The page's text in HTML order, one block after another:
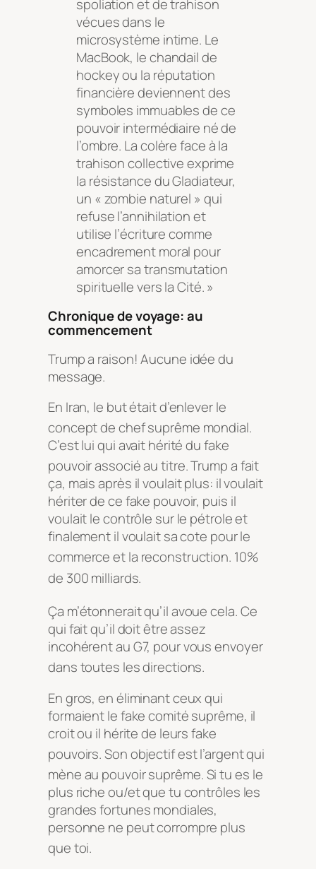
spoliation et de trahison
vécues dans le
microsystème intime. Le
MacBook, le chandail de
hockey ou la réputation
financière deviennent des
symboles immuables de ce
pouvoir intermédiaire né de
l’ombre. La colère face à la
trahison collective exprime
la résistance du Gladiateur,
un « zombie naturel » qui
refuse l’annihilation et
utilise l’écriture comme
encadrement moral pour
amorcer sa transmutation
spirituelle vers la Cité. »
Chronique de voyage: au
commencement
Trump a raison! Aucune idée du
message.
En Iran, le but était d’enlever le
concept de chef suprême mondial.
C’est lui qui avait hérité du fake
pouvoir associé au titre. Trump a fait
ça, mais après il voulait plus: il voulait
hériter de ce fake pouvoir, puis il
voulait le contrôle sur le pétrole et
finalement il voulait sa cote pour le
commerce et la reconstruction. 10%
de 300 milliards.
Ça m’étonnerait qu’il avoue cela. Ce
qui fait qu’il doit être assez
incohérent au G7, pour vous envoyer
dans toutes les directions.
En gros, en éliminant ceux qui
formaient le fake comité suprême, il
croit ou il hérite de leurs fake
pouvoirs. Son objectif est l’argent qui
mène au pouvoir suprême. Si tu es le
plus riche ou/et que tu contrôles les
grandes fortunes mondiales,
personne ne peut corrompre plus
que toi.